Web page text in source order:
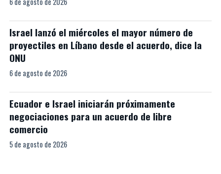
Israel lanzó el miércoles el mayor número de
proyectiles en Líbano desde el acuerdo, dice la
ONU
6 de agosto de 2026
Ecuador e Israel iniciarán próximamente
negociaciones para un acuerdo de libre
comercio
5 de agosto de 2026